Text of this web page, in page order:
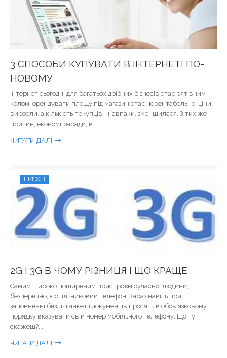
3 СПОСОБИ КУПУВАТИ В ІНТЕРНЕТІ ПО-
НОВОМУ
Інтернет сьогодні для багатьох дрібних бізнесів стає рятівним
колом: орендувати площу під магазин стає нерентабельно, ціни
виросли, а кількість покупців - навпаки, зменшилася. З тих же
причин, економії заради, в...
ЧИТАТИ ДАЛІ
HI-TECH
2G І 3G В ЧОМУ РІЗНИЦЯ І ЩО КРАЩЕ
Самим широко поширеним пристроєм сучасної людини,
безперечно, є стільниковий телефон. Зараз навіть при
заповненні безлічі анкет і документів просять в обов'язковому
порядку вказувати свій номер мобільного телефону. Що тут
скажеш?...
ЧИТАТИ ДАЛІ